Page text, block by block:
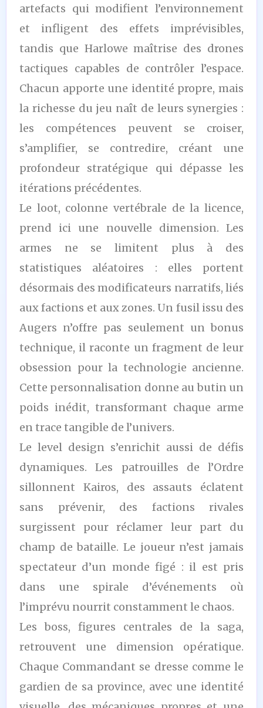
artefacts qui modifient l’environnement
et infligent des effets imprévisibles,
tandis que Harlowe maîtrise des drones
tactiques capables de contrôler l’espace.
Chacun apporte une identité propre, mais
la richesse du jeu naît de leurs synergies :
les compétences peuvent se croiser,
s’amplifier, se contredire, créant une
profondeur stratégique qui dépasse les
itérations précédentes.
Le loot, colonne vertébrale de la licence,
prend ici une nouvelle dimension. Les
armes ne se limitent plus à des
statistiques aléatoires : elles portent
désormais des modificateurs narratifs, liés
aux factions et aux zones. Un fusil issu des
Augers n’offre pas seulement un bonus
technique, il raconte un fragment de leur
obsession pour la technologie ancienne.
Cette personnalisation donne au butin un
poids inédit, transformant chaque arme
en trace tangible de l’univers.
Le level design s’enrichit aussi de défis
dynamiques. Les patrouilles de l’Ordre
sillonnent Kairos, des assauts éclatent
sans prévenir, des factions rivales
surgissent pour réclamer leur part du
champ de bataille. Le joueur n’est jamais
spectateur d’un monde figé : il est pris
dans une spirale d’événements où
l’imprévu nourrit constamment le chaos.
Les boss, figures centrales de la saga,
retrouvent une dimension opératique.
Chaque Commandant se dresse comme le
gardien de sa province, avec une identité